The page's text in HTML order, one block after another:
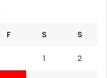
F S S
1 2